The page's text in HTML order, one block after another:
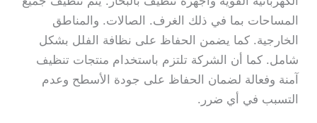
المساحات بما في ذلك الغرف. الصالات. والمناطق
الخارجية. كما يضمن الحفاظ على نظافة الفلل بشكل
شامل. كما أن الشركة تلتزم باستخدام منتجات تنظيف
آمنة وفعالة لضمان الحفاظ على جودة الأسطح وعدم
التسبب في أي ضرر.